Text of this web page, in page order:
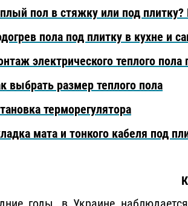
пол в стяжку или под
пола под плитку в кухне и
электрического теплого пола
выбрать размер теплого пола
терморегулятора
мата и тонкого кабеля под